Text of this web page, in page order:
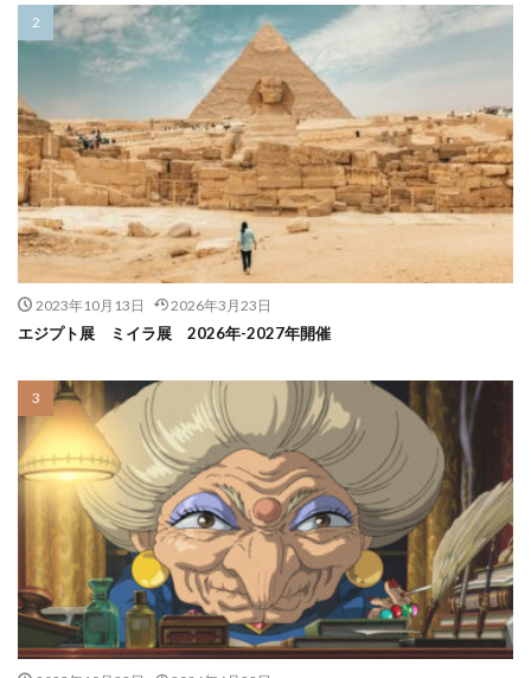
2023年10月13日 2026年3月23日
エジプト展 ミイラ展 2026年-2027年開催